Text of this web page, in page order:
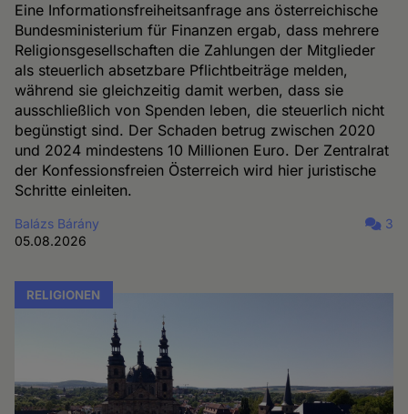
Eine Informationsfreiheitsanfrage ans österreichische
Bundesministerium für Finanzen ergab, dass mehrere
Religionsgesellschaften die Zahlungen der Mitglieder
als steuerlich absetzbare Pflichtbeiträge melden,
während sie gleichzeitig damit werben, dass sie
ausschließlich von Spenden leben, die steuerlich nicht
begünstigt sind. Der Schaden betrug zwischen 2020
und 2024 mindestens 10 Millionen Euro. Der Zentralrat
der Konfessionsfreien Österreich wird hier juristische
Schritte einleiten.
Balázs Bárány
05.08.2026
3
RELIGIONEN